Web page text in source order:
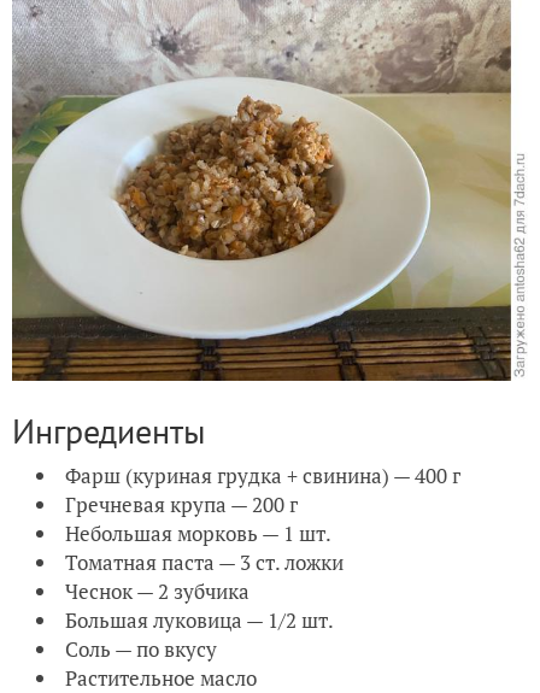
Ингредиенты
Фарш (куриная грудка + свинина) — 400 г
Гречневая крупа — 200 г
Небольшая морковь — 1 шт.
Томатная паста — 3 ст. ложки
Чеснок — 2 зубчика
Большая луковица — 1/2 шт.
Соль — по вкусу
Растительное масло